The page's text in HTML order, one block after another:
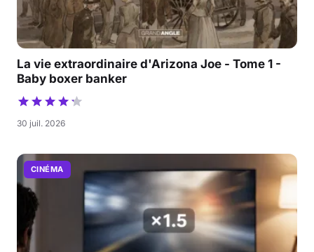
La vie extraordinaire d'Arizona Joe - Tome 1 -
Baby boxer banker
30 juil. 2026
CINÉMA